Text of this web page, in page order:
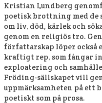
Kristian Lundberg
poetisk brottning med
om liv, död, kärlek och
genom en religiös tro.
författarskap löper också
kraftigt rep, som fångar
exploatering och
Fröding-sällskapet vill
uppmärksamheten på ett
poetiskt som på prosa.